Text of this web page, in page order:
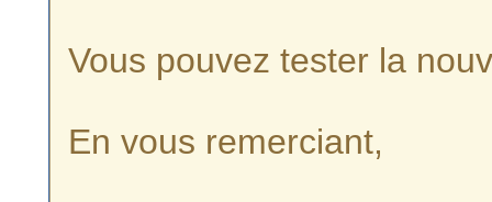
Vous pouvez tester la
En vous remerciant,